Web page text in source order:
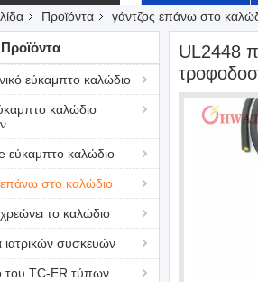
ένα απόσπασμα
Προϊόντα γάντζος επάνω στο
εύκαμπτο καλώδιο
καλώδιο
εύκαμπτο καλώδιο
επάνω στο καλώδιο
το καλώδιο
ιατρικών συσκευών
του TC-ER τύπων
UL2448